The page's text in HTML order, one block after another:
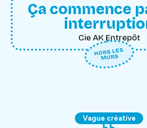
Ça commence
Cie AK Entrepôt
HORS LES
MURS
Vague créative